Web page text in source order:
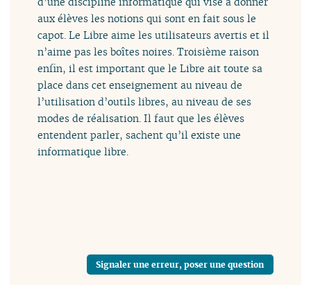
aux élèves les notions qui sont en fait sous le
capot. Le Libre aime les utilisateurs avertis et il
n’aime pas les boîtes noires. Troisième raison
enfin, il est important que le Libre ait toute sa
place dans cet enseignement au niveau de
l’utilisation d’outils libres, au niveau de ses
modes de réalisation. Il faut que les élèves
entendent parler, sachent qu’il existe une
informatique libre.
Signaler une erreur, poser une question